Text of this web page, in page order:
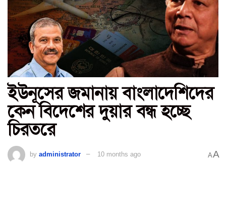
ইউনূসের জমানায় বাংলাদেশিদের
কেন বিদেশের দুয়ার বন্ধ হচ্ছে
চিরতরে
by administrator 10 months ago AA